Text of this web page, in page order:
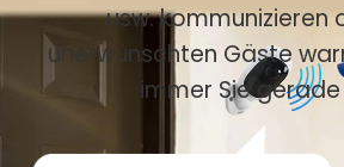
usw. kommunizieren
unerwünschten Gäste
immer Sie gerade